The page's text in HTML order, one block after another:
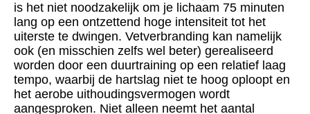
is het niet noodzakelijk om je lichaam 75 minuten
lang op een ontzettend hoge intensiteit tot het
uiterste te dwingen. Vetverbranding kan namelijk
ook (en misschien zelfs wel beter) gerealiseerd
worden door een duurtraining op een relatief laag
tempo, waarbij de hartslag niet te hoog oploopt en
het aerobe uithoudingsvermogen wordt
aangesproken. Niet alleen neemt het aantal